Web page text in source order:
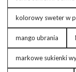
kolorowy sweter w
mango ubrania
markowe sukienki